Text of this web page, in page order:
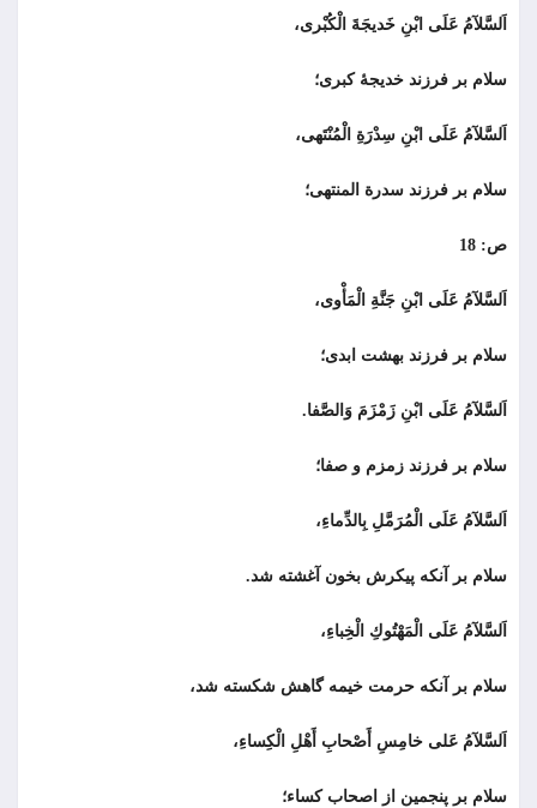
اَلسَّلآمُ عَلَى ابْنِ خَديجَةَ الْكُبْرى،
سلام بر فرزند خديجۀ كبرى؛
اَلسَّلآمُ عَلَى ابْنِ سِدْرَةِ الْمُنْتَهى،
سلام بر فرزند سدرة المنتهى؛
ص: 18
اَلسَّلآمُ عَلَى ابْنِ جَنَّةِ الْمَأْوى،
سلام بر فرزند بهشت ابدی؛
اَلسَّلآمُ عَلَى ابْنِ زَمْزَمَ وَالصَّفا.
سلام بر فرزند زمزم و صفا؛
اَلسَّلآمُ عَلَى الْمُرَمَّلِ بِالدِّماءِ،
سلام بر آنکه پیکرش بخون آغشته شد.
اَلسَّلآمُ عَلَى الْمَهْتُوكِ الْخِباءِ،
سلام بر آنكه حرمت خيمه گاهش شکسته شد،
اَلسَّلآمُ عَلى خامِسِ أَصْحابِ أَهْلِ الْكِساءِ،
سلام بر پنجمين از اصحاب كساء؛